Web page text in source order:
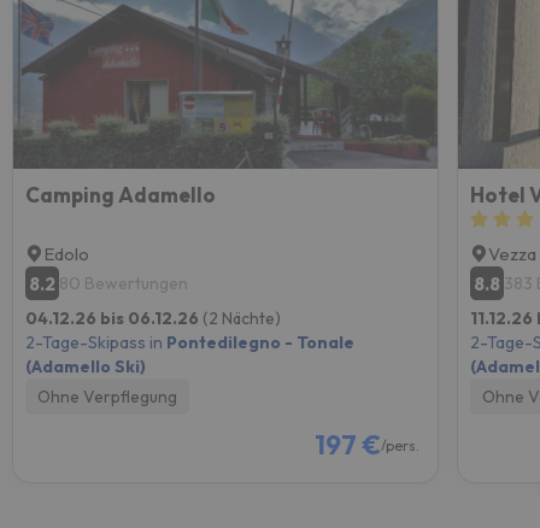
Camping Adamello
Edolo
8.2 80 Bewertungen
04.12.26 bis 06.12.26 (2 Nächte)
2-Tage-Skipass in Pontedilegno - Tonale
(Adamello Ski)
Ohne Verpflegung
197 €/pers.
Hotel
8.8 383
2-Tage-
Ohne